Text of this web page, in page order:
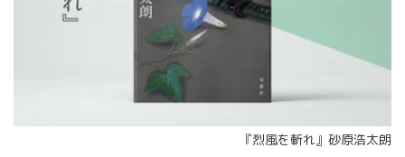
『烈風を斬れ』砂原浩太朗